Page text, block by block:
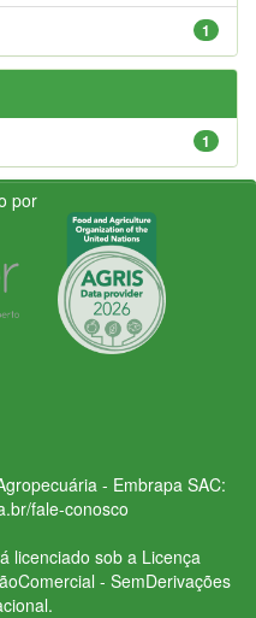
1
1
por
- Embrapa SAC:
fale-conosco
licenciado sob a Licença
- SemDerivações